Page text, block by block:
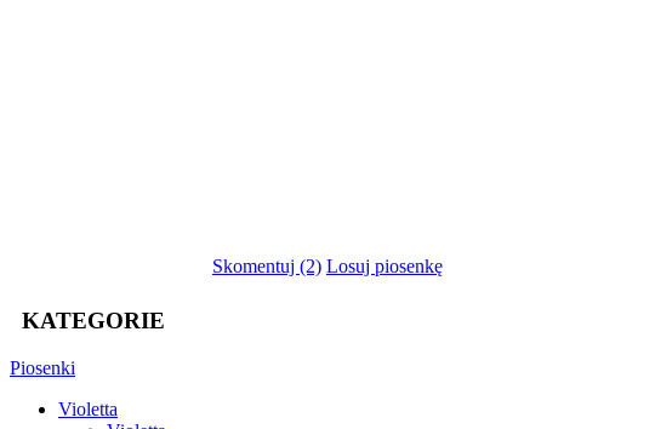
Skomentuj (2) Losuj piosenkę
KATEGORIE
Piosenki
Violetta